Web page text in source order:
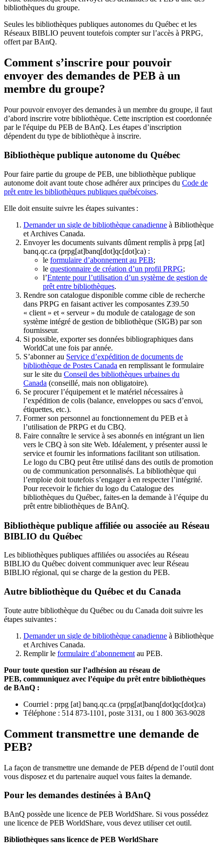
bibliothèques du groupe.
Seules les bibliothèques publiques autonomes du Québec et les
Réseaux BIBLIO peuvent toutefois compter sur l’accès à PRPG,
offert par BAnQ.
Comment s’inscrire pour pouvoir
envoyer des demandes de PEB à un
membre du groupe?
Pour pouvoir envoyer des demandes à un membre du groupe, il faut
d’abord inscrire votre bibliothèque. Cette inscription est coordonnée
par le l'équipe du PEB de BAnQ. Les étapes d’inscription
dépendent du type de bibliothèque à inscrire.
Bibliothèque publique autonome du Québec
Pour faire partie du groupe de PEB, une bibliothèque publique
autonome doit avant toute chose adhérer aux principes du Code de
prêt entre les bibliothèques publiques québécoises.
Elle doit ensuite suivre les étapes suivantes :
Demander un sigle de bibliothèque canadienne à Bibliothèque
et Archives Canada.
Envoyer les documents suivants dûment remplis à prpg [at]
banq.qc.ca (prpg[at]banq[dot]qc[dot]ca) :
le formulaire d’abonnement au PEB;
le questionnaire de création d’un profil PRPG;
l’Entente pour l’utilisation d’un système de gestion de
prêt entre bibliothèques.
Rendre son catalogue disponible comme cible de recherche
dans PRPG en faisant activer les composantes Z39.50
« client » et « serveur » du module de catalogage de son
système intégré de gestion de bibliothèque (SIGB) par son
fournisseur.
Si possible, exporter ses données bibliographiques dans
WorldCat une fois par année.
S’abonner au Service d’expédition de documents de
bibliothèque de Postes Canada en remplissant le formulaire
sur le site du Conseil des bibliothèques urbaines du
Canada (conseillé, mais non obligatoire).
Se procurer l’équipement et le matériel nécessaires à
l’expédition de colis (balance, enveloppes ou sacs d’envoi,
étiquettes, etc.).
Former son personnel au fonctionnement du PEB et à
l’utilisation de PRPG et du CBQ.
Faire connaître le service à ses abonnés en intégrant un lien
vers le CBQ à son site Web. Idéalement, y présenter aussi le
service et fournir les informations facilitant son utilisation.
Le logo du CBQ peut être utilisé dans des outils de promotion
ou de communication personnalisés. La bibliothèque qui
l’emploie doit toutefois s’engager à en respecter l’intégrité.
Pour recevoir le fichier du logo du Catalogue des
bibliothèques du Québec, faites-en la demande à l’équipe du
prêt entre bibliothèques de BAnQ.
Bibliothèque publique affiliée ou associée au Réseau
BIBLIO du Québec
Les bibliothèques publiques affiliées ou associées au Réseau
BIBLIO du Québec doivent communiquer avec leur Réseau
BIBLIO régional, qui se charge de la gestion du PEB.
Autre bibliothèque du Québec et du Canada
Toute autre bibliothèque du Québec ou du Canada doit suivre les
étapes suivantes :
Demander un sigle de bibliothèque canadienne à Bibliothèque
et Archives Canada.
Remplir le formulaire d’abonnement au PEB.
Pour toute question sur l’adhésion au réseau de
PEB, communiquez avec l’équipe du prêt entre bibliothèques
de BAnQ :
Courriel : prpg [at] banq.qc.ca (prpg[at]banq[dot]qc[dot]ca)
Téléphone : 514 873-1101, poste 3131, ou 1 800 363-9028
Comment transmettre une demande de
PEB?
La façon de transmettre une demande de PEB dépend de l’outil dont
vous disposez et du partenaire auquel vous faites la demande.
Pour les demandes destinées à BAnQ
BAnQ possède une licence de PEB WorldShare. Si vous possédez
une licence de PEB WorldShare, vous devez utiliser cet outil.
Bibliothèques sans licence de PEB WorldShare